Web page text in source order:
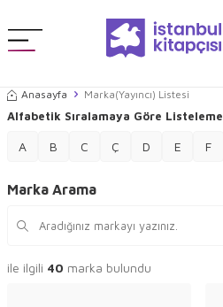
Anasayfa Marka(Yayıncı) Listesi
Alfabetik Sıralamaya Göre Listeleme
A B C Ç D E F
Marka Arama
ile ilgili 40 marka bulundu